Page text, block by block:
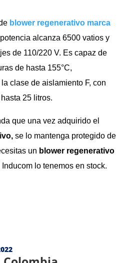
blower regenerativo marca
alcanza 6500 vatios y
de 110/220 V. Es capaz de
de hasta 155°C,
clase de aislamiento F, con
25 litros.
que una vez adquirido el
se lo mantenga protegido de
un blower regenerativo
Inducom lo tenemos en stock.